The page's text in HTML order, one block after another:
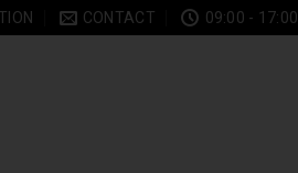
CONTACT 09:00 - 17:00